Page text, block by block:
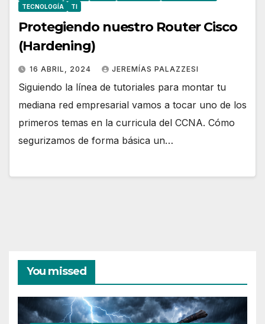
TECNOLOGÍA
TI
Protegiendo nuestro Router Cisco
(Hardening)
16 ABRIL, 2024 JEREMÍAS PALAZZESI
Siguiendo la línea de tutoriales para montar tu
mediana red empresarial vamos a tocar uno de los
primeros temas en la curricula del CCNA. Cómo
segurizamos de forma básica un…
You missed